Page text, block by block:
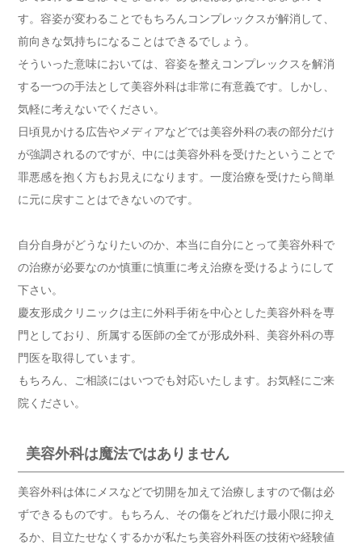
す。容姿が変わることでもちろんコンプレックスが解消して、
前向きな気持ちになることはできるでしょう。
そういった意味においては、容姿を整えコンプレックスを解消
する一つの手法として美容外科は非常に有意義です。しかし、
気軽に考えないでください。
日頃見かける広告やメディアなどでは美容外科の表の部分だけ
が強調されるのですが、中には美容外科を受けたということで
罪悪感を抱く方もお見えになります。一度治療を受けたら簡単
に元に戻すことはできないのです。
自分自身がどうなりたいのか、本当に自分にとって美容外科で
の治療が必要なのか慎重に慎重に考え治療を受けるようにして
下さい。
慶友形成クリニックは主に外科手術を中心とした美容外科を専
門としており、所属する医師の全てが形成外科、美容外科の専
門医を取得しています。
もちろん、ご相談にはいつでも対応いたします。お気軽にご来
院ください。
美容外科は魔法ではありません
美容外科は体にメスなどで切開を加えて治療しますので傷は必
ずできるものです。もちろん、その傷をどれだけ最小限に抑え
るか、目立たせなくするかが私たち美容外科医の技術や経験値